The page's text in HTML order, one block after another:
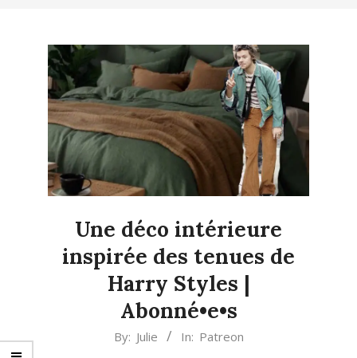
LIVING
Une déco intérieure
inspirée des tenues de
Harry Styles |
Abonné•e•s
By: Julie In: Patreon